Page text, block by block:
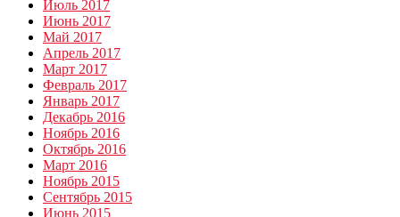
Июль 2017
Июнь 2017
Май 2017
Апрель 2017
Март 2017
Февраль 2017
Январь 2017
Декабрь 2016
Ноябрь 2016
Октябрь 2016
Март 2016
Ноябрь 2015
Сентябрь 2015
Июнь 2015